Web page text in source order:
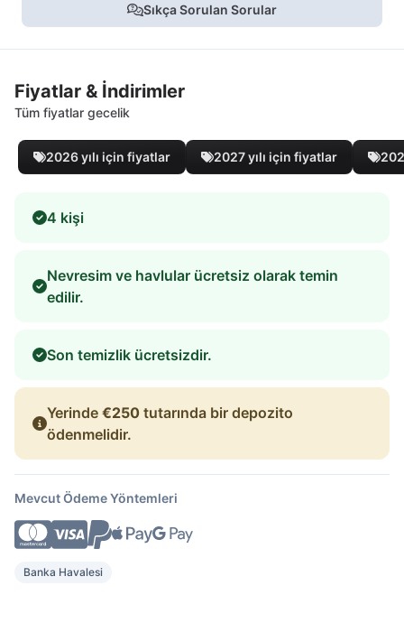
Sıkça Sorulan Sorular
Fiyatlar & İndirimler
Tüm fiyatlar gecelik
2026 yılı için fiyatlar 2027 yılı için fiyatlar
4 kişi
Nevresim ve havlular ücretsiz olarak temin
edilir.
Son temizlik ücretsizdir.
Yerinde €250 tutarında bir depozito
ödenmelidir.
Mevcut Ödeme Yöntemleri
Banka Havalesi